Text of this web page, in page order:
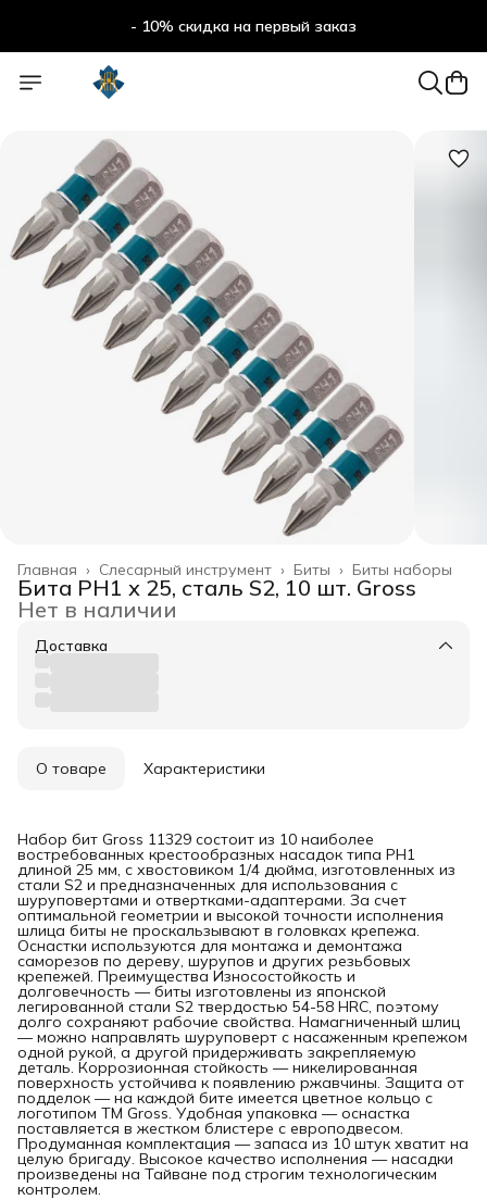
- 10% скидка на первый заказ
Биты наборы
Биты ›
Слесарный инструмент ›
Главная ›
Бита РН1 х 25, сталь S2, 10 шт. Gross
Нет в наличии
Доставка
О товаре Характеристики
Набор бит Gross 11329 состоит из 10 наиболее
востребованных крестообразных насадок типа PH1
длиной 25 мм, с хвостовиком 1/4 дюйма, изготовленных из
стали S2 и предназначенных для использования с
шуруповертами и отвертками-адаптерами. За счет
оптимальной геометрии и высокой точности исполнения
шлица биты не проскальзывают в головках крепежа.
Оснастки используются для монтажа и демонтажа
саморезов по дереву, шурупов и других резьбовых
крепежей. Преимущества Износостойкость и
долговечность — биты изготовлены из японской
легированной стали S2 твердостью 54-58 HRC, поэтому
долго сохраняют рабочие свойства. Намагниченный шлиц
— можно направлять шуруповерт с насаженным крепежом
одной рукой, а другой придерживать закрепляемую
деталь. Коррозионная стойкость — никелированная
поверхность устойчива к появлению ржавчины. Защита от
подделок — на каждой бите имеется цветное кольцо с
логотипом ТМ Gross. Удобная упаковка — оснастка
поставляется в жестком блистере с европодвесом.
Продуманная комплектация — запаса из 10 штук хватит на
целую бригаду. Высокое качество исполнения — насадки
произведены на Тайване под строгим технологическим
контролем.